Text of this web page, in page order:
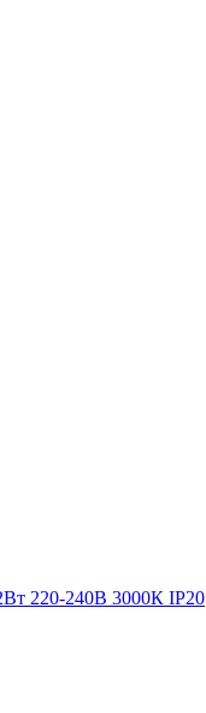
220-240В 3000К IP20